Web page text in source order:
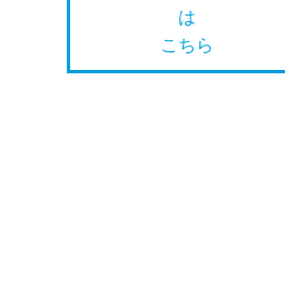
は
こちら